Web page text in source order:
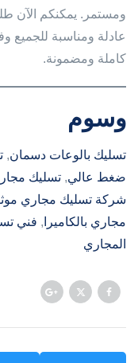
ومستمر. يمكنكم الآن
عادلة ومناسبة للجميع
كاملة ومضمونة.
وسوم
تسليك بالوعات دسمان,
ضغط عالي, تسليك
شركة تسليك مجاري
مجاري بالكاميرا , فني
المجاري